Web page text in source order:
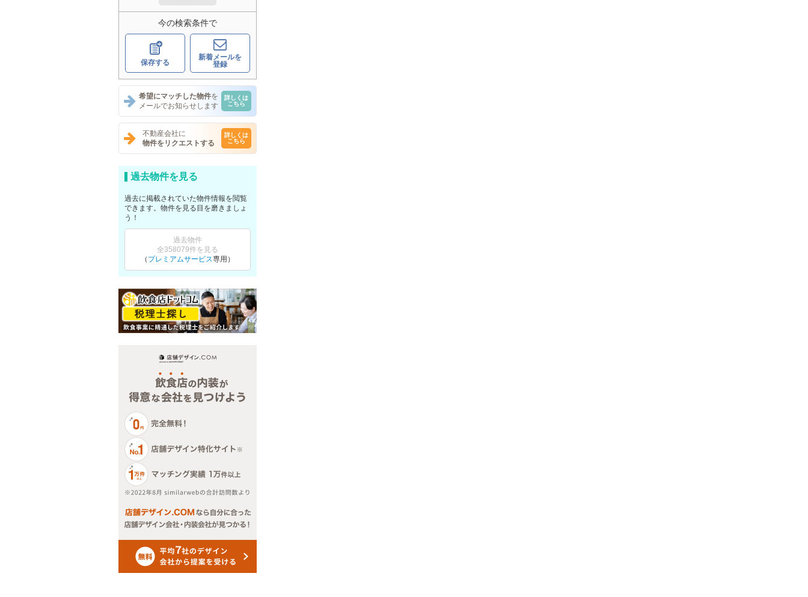
今の検索条件で
保存する
新着メールを
登録
希望にマッチした物件を
メールでお知らせします
詳しくは
こちら
不動産会社に
物件をリクエストする
詳しくは
こちら
過去物件を見る
過去に掲載されていた物件情報を閲覧
できます。物件を見る目を磨きましょ
う！
過去物件
全358079件を見る
（ プレミアムサービス専用）